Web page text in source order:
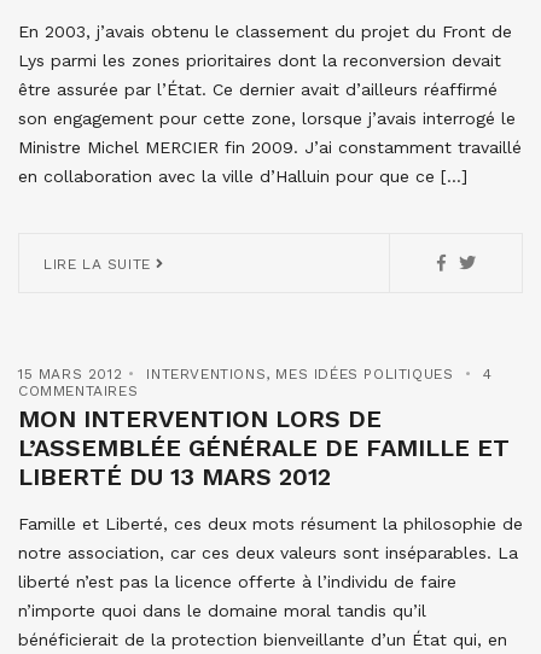
En 2003, j’avais obtenu le classement du projet du Front de
Lys parmi les zones prioritaires dont la reconversion devait
être assurée par l’État. Ce dernier avait d’ailleurs réaffirmé
son engagement pour cette zone, lorsque j’avais interrogé le
Ministre Michel MERCIER fin 2009. J’ai constamment travaillé
en collaboration avec la ville d’Halluin pour que ce […]
LIRE LA SUITE
15 MARS 2012 INTERVENTIONS, MES IDÉES POLITIQUES
4
COMMENTAIRES
MON INTERVENTION LORS DE
L’ASSEMBLÉE GÉNÉRALE DE FAMILLE ET
LIBERTÉ DU 13 MARS 2012
Famille et Liberté, ces deux mots résument la philosophie de
notre association, car ces deux valeurs sont inséparables. La
liberté n’est pas la licence offerte à l’individu de faire
n’importe quoi dans le domaine moral tandis qu’il
bénéficierait de la protection bienveillante d’un État qui, en